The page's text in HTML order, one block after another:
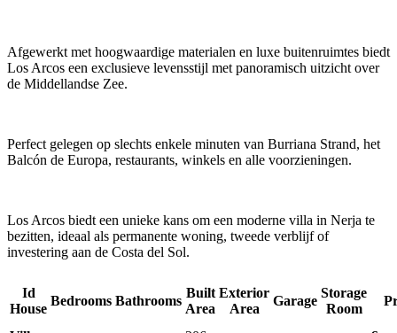
Afgewerkt met hoogwaardige materialen en luxe buitenruimtes biedt
Los Arcos een exclusieve levensstijl met panoramisch uitzicht over
de Middellandse Zee.
Perfect gelegen op slechts enkele minuten van Burriana Strand, het
Balcón de Europa, restaurants, winkels en alle voorzieningen.
Los Arcos biedt een unieke kans om een moderne villa in Nerja te
bezitten, ideaal als permanente woning, tweede verblijf of
investering aan de Costa del Sol.
Id
House
Bedrooms Bathrooms
Built
Area
Exterior
Area
Garage
Storage
Room